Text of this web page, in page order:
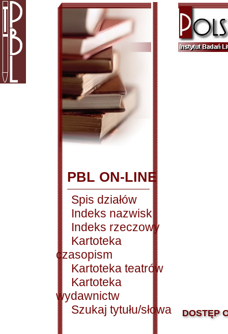
PBL ON-LINE
Spis działów
Indeks nazwisk
Indeks rzeczowy
Kartoteka
czasopism
Kartoteka teatrów
Kartoteka
wydawnictw
Szukaj tytułu/słowa
DOSTĘP